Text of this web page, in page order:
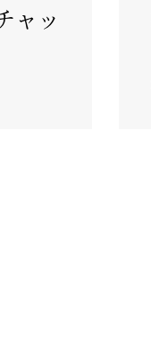
ャッ